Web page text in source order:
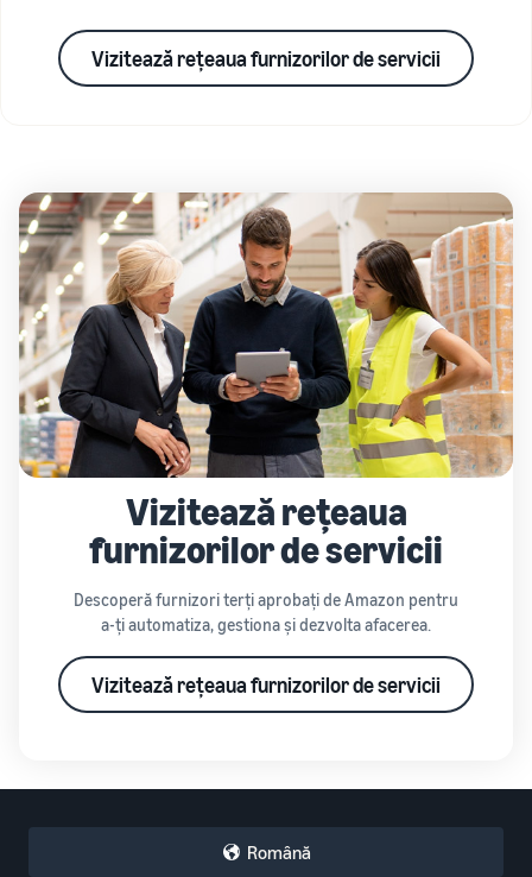
Vizitează rețeaua furnizorilor de servicii
Vizitează rețeaua
furnizorilor de servicii
Descoperă furnizori terți aprobați de Amazon pentru
a-ți automatiza, gestiona și dezvolta afacerea.
Vizitează rețeaua furnizorilor de servicii
Română